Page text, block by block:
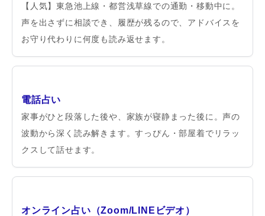
【人気】東急池上線・都営浅草線での通勤・移動中に。
声を出さずに相談でき、履歴が残るので、アドバイスを
お守り代わりに何度も読み返せます。
電話占い
家事がひと段落した後や、家族が寝静まった後に。声の
波動から深く読み解きます。すっぴん・部屋着でリラッ
クスして話せます。
オンライン占い（Zoom/LINEビデオ）